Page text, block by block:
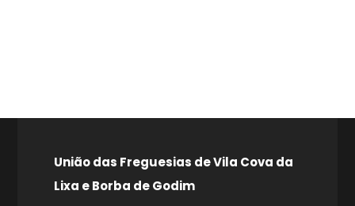
União das Freguesias de Vila Cova da
Lixa e Borba de Godim